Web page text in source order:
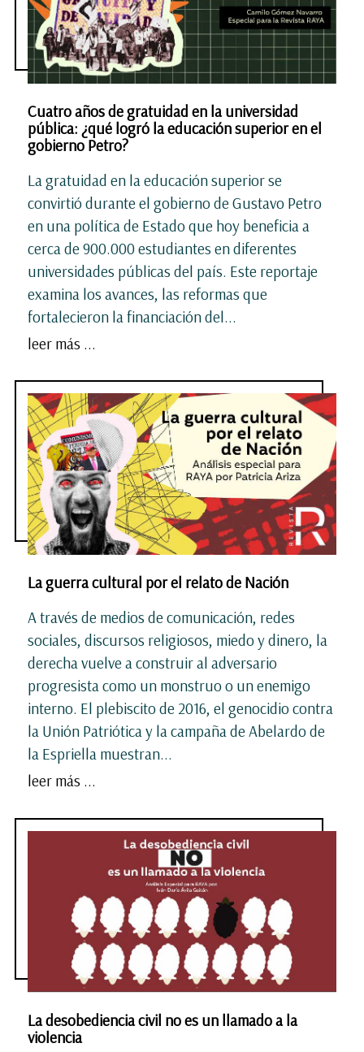
Cuatro años de gratuidad en la universidad
pública: ¿qué logró la educación superior en el
gobierno Petro?
La gratuidad en la educación superior se
convirtió durante el gobierno de Gustavo Petro
en una política de Estado que hoy beneficia a
cerca de 900.000 estudiantes en diferentes
universidades públicas del país. Este reportaje
examina los avances, las reformas que
fortalecieron la financiación del...
leer más ...
La guerra cultural por el relato de Nación
A través de medios de comunicación, redes
sociales, discursos religiosos, miedo y dinero, la
derecha vuelve a construir al adversario
progresista como un monstruo o un enemigo
interno. El plebiscito de 2016, el genocidio contra
la Unión Patriótica y la campaña de Abelardo de
la Espriella muestran...
leer más ...
La desobediencia civil no es un llamado a la
violencia